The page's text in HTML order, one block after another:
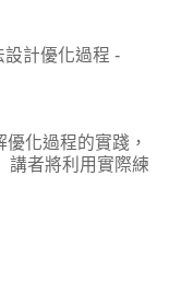
計優化過程 -
化過程的實踐，
講者將利用實際練